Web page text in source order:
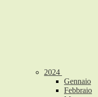
2024
Gennaio
Febbraio